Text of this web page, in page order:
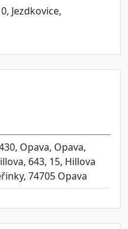
Jezdkovice,
Opava, Opava,
643, 15, Hillova
74705 Opava